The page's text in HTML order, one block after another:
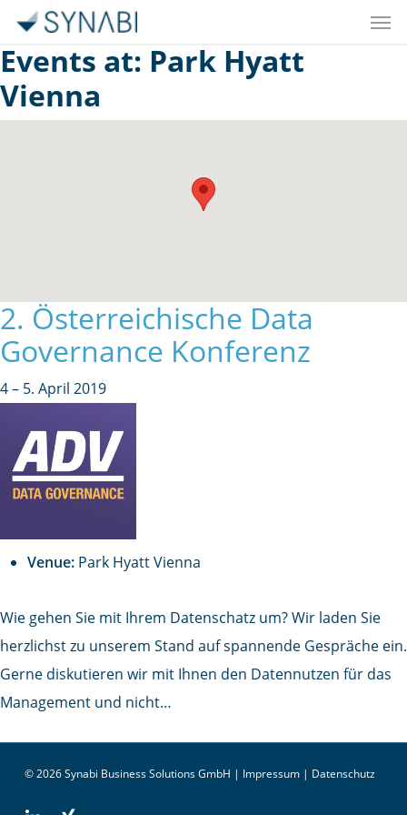
main
content
Events at: Park Hyatt
Vienna
2. Österreichische Data
Governance Konferenz
4– 5. April 2019
Venue: Park Hyatt Vienna
Wie gehen Sie mit Ihrem Datenschatz um? Wir laden Sie
herzlichst zu unserem Stand auf spannende Gespräche ein.
Gerne diskutieren wir mit Ihnen den Datennutzen für das
Management und nicht…
© 2026 Synabi Business Solutions GmbH | Impressum| Datenschutz